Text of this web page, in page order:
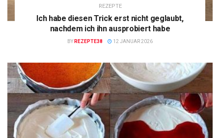
REZEPTE
Ich habe diesen Trick erst nicht geglaubt,
nachdem ich ihn ausprobiert habe
BY REZEPTE38 12 JANUAR 2026